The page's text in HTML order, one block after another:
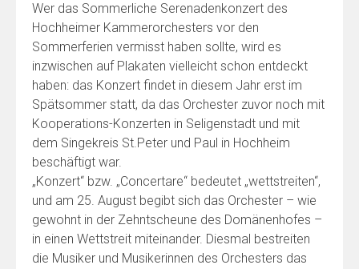
Wer das Sommerliche Serenadenkonzert des
Hochheimer Kammerorchesters vor den
Sommerferien vermisst haben sollte, wird es
inzwischen auf Plakaten vielleicht schon entdeckt
haben: das Konzert findet in diesem Jahr erst im
Spätsommer statt, da das Orchester zuvor noch mit
Kooperations-Konzerten in Seligenstadt und mit
dem Singekreis St.Peter und Paul in Hochheim
beschäftigt war.
„Konzert“ bzw. „Concertare“ bedeutet „wettstreiten“,
und am 25. August begibt sich das Orchester – wie
gewohnt in der Zehntscheune des Domänenhofes –
in einen Wettstreit miteinander. Diesmal bestreiten
die Musiker und Musikerinnen des Orchesters das